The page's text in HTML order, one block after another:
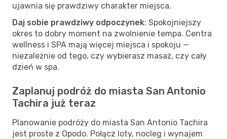
ujawnia się prawdziwy charakter miejsca.
Daj sobie prawdziwy odpoczynek: Spokojniejszy
okres to dobry moment na zwolnienie tempa. Centra
wellness i SPA mają więcej miejsca i spokoju —
niezależnie od tego, czy wybierasz masaż, czy cały
dzień w spa.
Zaplanuj podróż do miasta San Antonio
Tachira już teraz
Planowanie podróży do miasta San Antonio Tachira
jest proste z Opodo. Połącz loty, nocleg i wynajem